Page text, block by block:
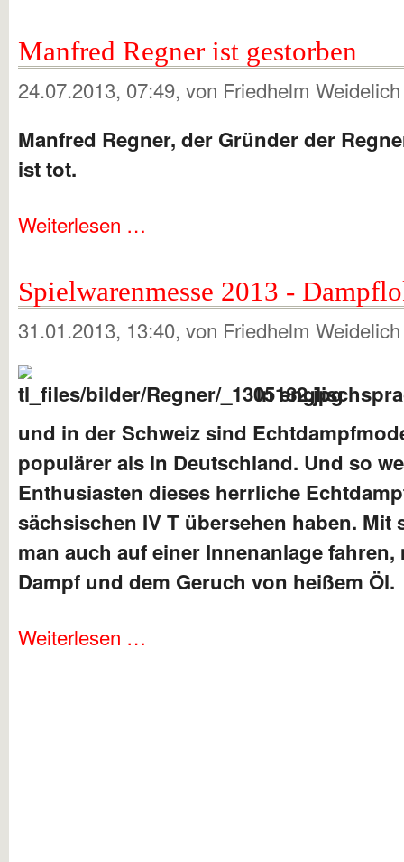
Manfred Regner ist gestorben
24.07.2013, 07:49, von Friedhelm
Manfred Regner, der Gründer der
ist tot.
Weiterlesen …
Spielwarenmesse 2013 -
31.01.2013, 13:40, von Friedhelm
In
und in der Schweiz sind
populärer als in Deutschland. Und so
Enthusiasten dieses herrliche
sächsischen IV T übersehen haben. Mit
man auch auf einer Innenanlage
Dampf und dem Geruch von heißem Öl.
Weiterlesen …